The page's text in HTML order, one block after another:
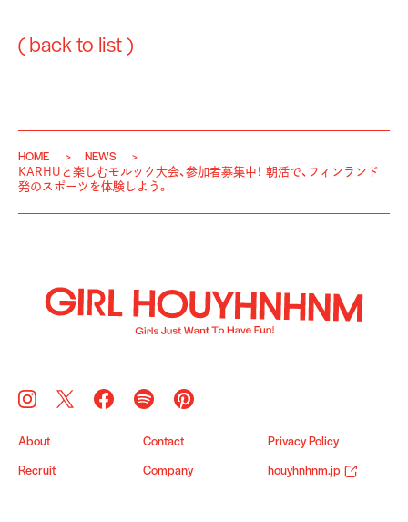
( back to list )
HOME
NEWS
KARHUと楽しむモルック大会、参加者募集中！ 朝活で、フィンランド
発のスポーツを体験しよう。
About Contact Privacy Policy
Recruit Company houyhnhnm.jp